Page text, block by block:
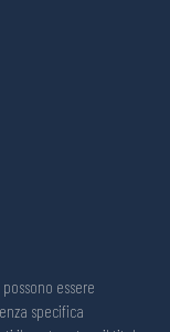
essere
specifica